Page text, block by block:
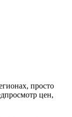
просто
цен,